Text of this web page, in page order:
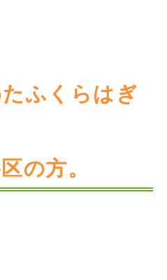
ふくらはぎ
の方。